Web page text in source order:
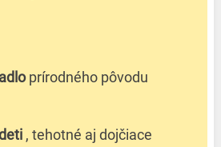
prírodného pôvodu
, tehotné aj dojčiace